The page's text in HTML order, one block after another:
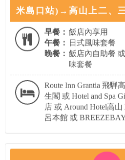
米島口站)→高山上二、
早餐： 飯店內享用
午餐： 日式風味套餐
晚餐： 飯店內自助餐
味套餐
Route Inn Grantia 飛騨
生閣 或 Hotel and Spa
店 或 Around Hotel高
呂本館 或